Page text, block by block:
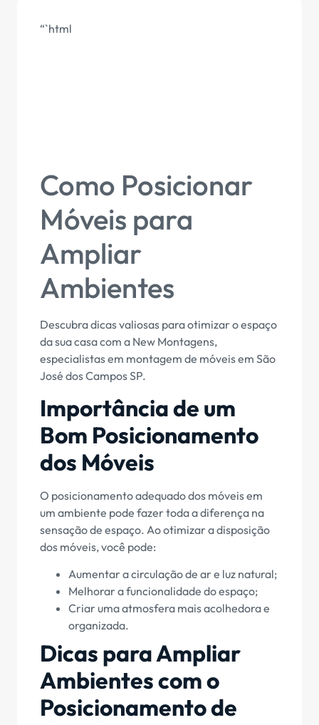
“`html
Como Posicionar
Móveis para
Ampliar
Ambientes
Descubra dicas valiosas para otimizar o espaço
da sua casa com a New Montagens,
especialistas em montagem de móveis em São
José dos Campos SP.
Importância de um
Bom Posicionamento
dos Móveis
O posicionamento adequado dos móveis em
um ambiente pode fazer toda a diferença na
sensação de espaço. Ao otimizar a disposição
dos móveis, você pode:
Aumentar a circulação de ar e luz natural;
Melhorar a funcionalidade do espaço;
Criar uma atmosfera mais acolhedora e
organizada.
Dicas para Ampliar
Ambientes com o
Posicionamento de